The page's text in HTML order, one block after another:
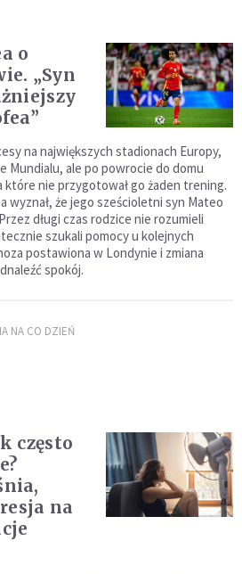
o
„Syn
na największych stadionach Europy,
Mundialu, ale po powrocie do domu
które nie przygotował go żaden trening.
wyznał, że jego sześcioletni syn Mateo
długi czas rodzice nie rozumieli
szukali pomocy u kolejnych
postawiona w Londynie i zmiana
spokój.
NA CO DZIEŃ
często
na